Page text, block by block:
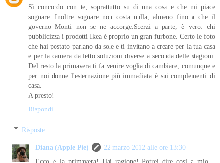
Sì concordo con te; soprattutto su di una cosa e che mi piace
sognare. Inoltre sognare non costa nulla, almeno fino a che il
governo Monti non se ne accorge.Scerzi a parte, è vero: chi
pubblicizza i prodotti Ikea è proprio un gran furbone. Certo le foto
che hai postato parlano da sole e ti invitano a creare per la tua casa
e per la camera da letto soluzioni diverse a seconda delle stagioni.
Del resto la primavera ti fa venire voglia di cambiare, comunque e
per noi donne l'esternazione più immadiata è sui complementi di
casa.
A presto!
Rispondi
Risposte
Diana (Apple Pie)
22 marzo 2012 alle ore 13:30
Ecco..è la primavera! Hai ragione! Potrei dire così a mio